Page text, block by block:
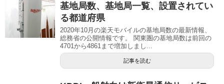
基地局数、基地局一覧、設置されてい
る都道府県
2020年10月の楽天モバイルの基地局数の最新情報、
総務省の公開情報です。 関東圏の基地局数は前回の
4701から4861まで増加しまし...
記事を読む